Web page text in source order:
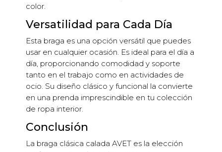
color.
Versatilidad para Cada Día
Esta braga es una opción versátil que puedes
usar en cualquier ocasión. Es ideal para el día a
día, proporcionando comodidad y soporte
tanto en el trabajo como en actividades de
ocio. Su diseño clásico y funcional la convierte
en una prenda imprescindible en tu colección
de ropa interior.
Conclusión
La braga clásica calada AVET es la elección